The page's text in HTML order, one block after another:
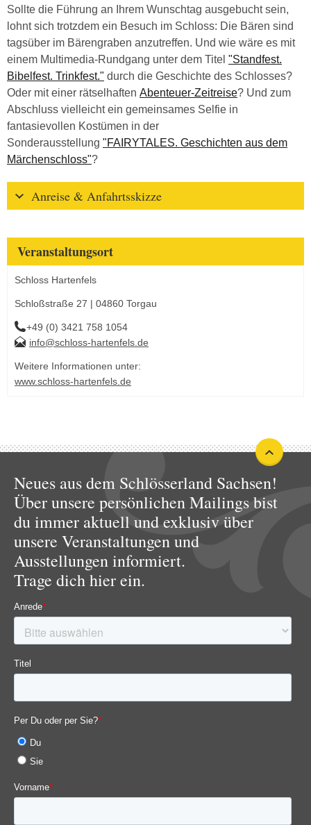
Sollte die Führung an Ihrem Wunschtag ausgebucht sein,
lohnt sich trotzdem ein Besuch im Schloss: Die Bären sind
tagsüber im Bärengraben anzutreffen. Und wie wäre es mit
einem Multimedia-Rundgang unter dem Titel "Standfest.
Bibelfest. Trinkfest." durch die Geschichte des Schlosses?
Oder mit einer rätselhaften Abenteuer-Zeitreise? Und zum
Abschluss vielleicht ein gemeinsames Selfie in
fantasievollen Kostümen in der
Sonderausstellung "FAIRYTALES. Geschichten aus dem
Märchenschloss"?
Anreise & Anfahrtsskizze
Veranstaltungsort
Schloss Hartenfels
Schloßstraße 27 | 04860 Torgau
+49 (0) 3421 758 1054
info@schloss-hartenfels.de
Weitere Informationen unter:
www.schloss-hartenfels.de
Neues aus dem Schlösserland Sachsen!
Über unsere persönlichen Mailings bist
du immer aktuell und exklusiv über
unsere Veranstaltungen und
Ausstellungen informiert.
Trage dich hier ein.